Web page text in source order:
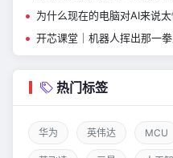
为什么现在的电脑对AI来说太
开芯课堂｜机器人挥出那一拳之后：
热门标签
华为 英伟达 MCU